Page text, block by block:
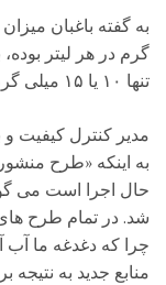
گرم در هر لیتر
تنها ۱۰ یا ۱۵ میلی گرم است.
مدیر کنترل کیفیت
به اینکه «طرح
حال اجرا است می
شد. در تمام طرح
چرا که دغدغه ما آب
منابع جدید به نتیجه